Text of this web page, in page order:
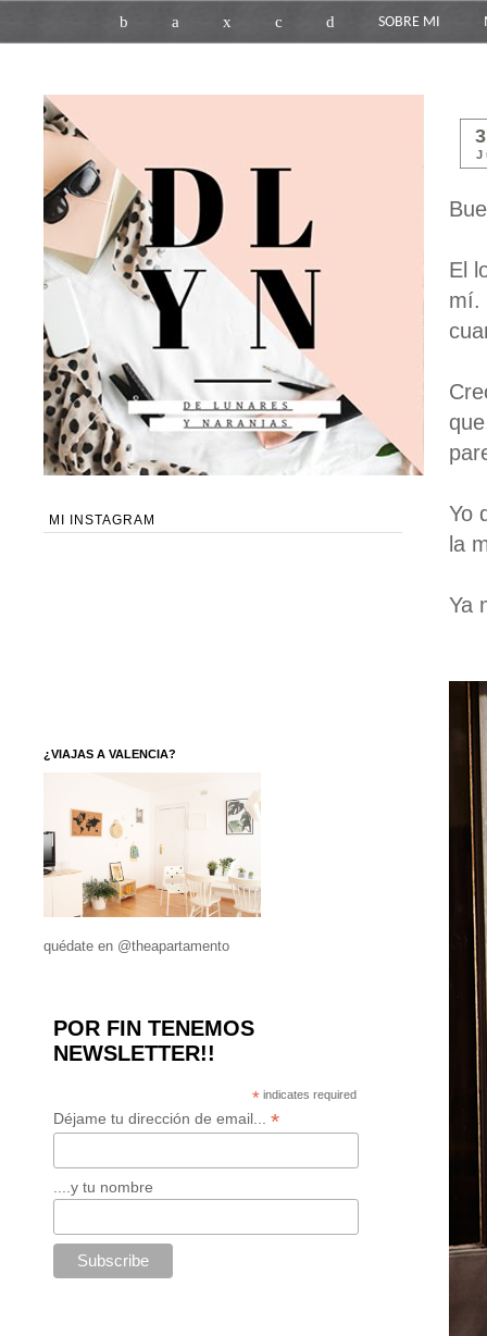
b a x c d SOBRE MI
El
mí.
Yo
la
Ya
MI INSTAGRAM
¿VIAJAS A VALENCIA?
quédate en @theapartamento
POR FIN TENEMOS
NEWSLETTER!!
* indicates required
Déjame tu dirección de email... *
....y tu nombre